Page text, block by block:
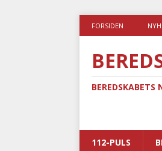
FORSIDEN
BEREDSKABETS
112-PULS